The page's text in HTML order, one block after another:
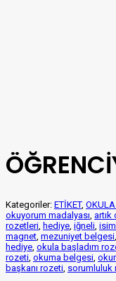
Kategoriler: ETİKET,
okuyorum madalyası artık
rozetleri hediye iğneli
magnet mezuniyet belgesi
hediye okula başladım
rozeti okuma belgesi
başkanı rozeti sorumluluk